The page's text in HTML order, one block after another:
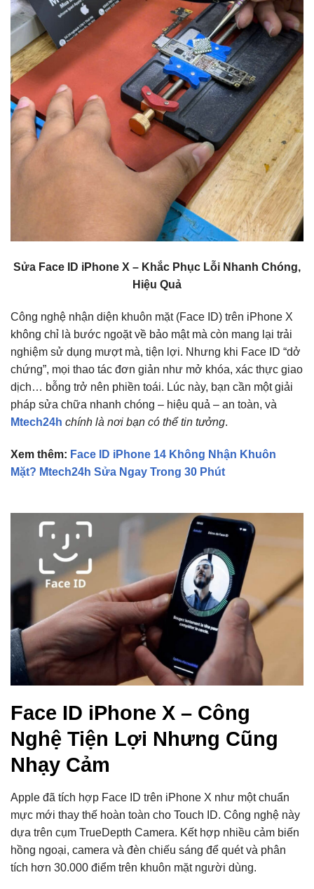
Sửa Face ID iPhone X – Khắc Phục Lỗi Nhanh Chóng,
Hiệu Quả
Công nghệ nhận diện khuôn mặt (Face ID) trên iPhone X
không chỉ là bước ngoặt về bảo mật mà còn mang lại trải
nghiệm sử dụng mượt mà, tiện lợi. Nhưng khi Face ID “dở
chứng”, mọi thao tác đơn giản như mở khóa, xác thực giao
dịch… bỗng trở nên phiền toái. Lúc này, bạn cần một giải
pháp sửa chữa nhanh chóng – hiệu quả – an toàn, và
Mtech24h chính là nơi bạn có thể tin tưởng.
Xem thêm: Face ID iPhone 14 Không Nhận Khuôn
Mặt? Mtech24h Sửa Ngay Trong 30 Phút
Face ID iPhone X – Công
Nghệ Tiện Lợi Nhưng Cũng
Nhạy Cảm
Apple đã tích hợp Face ID trên iPhone X như một chuẩn
mực mới thay thế hoàn toàn cho Touch ID. Công nghệ này
dựa trên cụm TrueDepth Camera. Kết hợp nhiều cảm biến
hồng ngoại, camera và đèn chiếu sáng để quét và phân
tích hơn 30.000 điểm trên khuôn mặt người dùng.